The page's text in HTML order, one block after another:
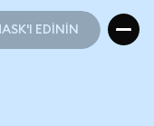
EDİNİN